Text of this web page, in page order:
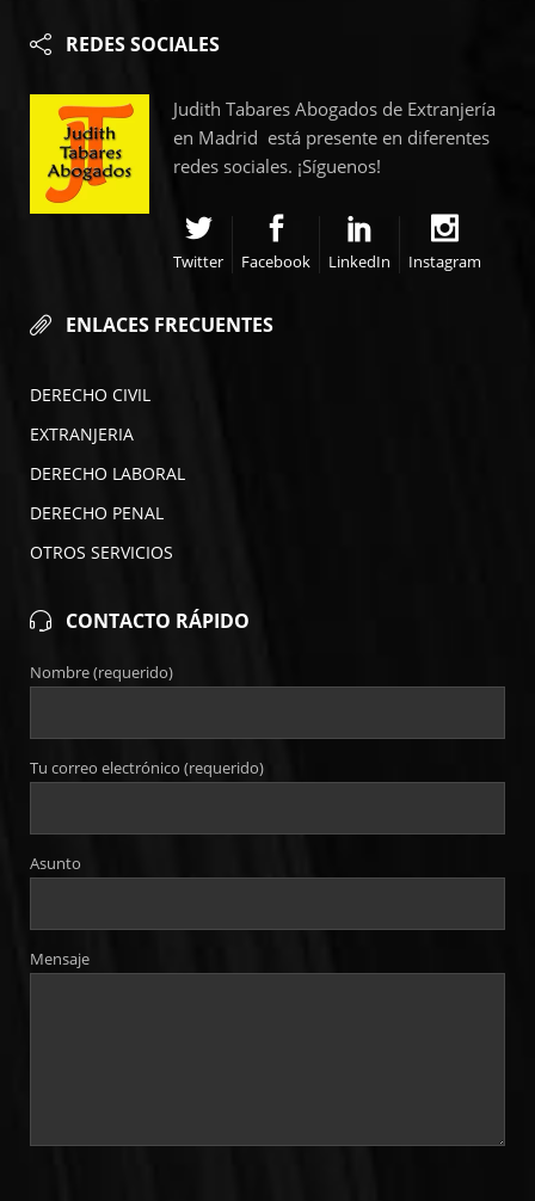
REDES SOCIALES
Judith Tabares Abogados de Extranjería
en Madrid está presente en diferentes
redes sociales. ¡Síguenos!
Twitter Facebook LinkedIn Instagram
ENLACES FRECUENTES
DERECHO CIVIL
EXTRANJERIA
DERECHO LABORAL
DERECHO PENAL
OTROS SERVICIOS
CONTACTO RÁPIDO
Nombre (requerido)
Tu correo electrónico (requerido)
Asunto
Mensaje